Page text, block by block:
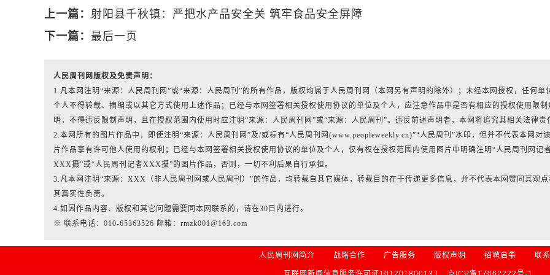
上一篇： 射阳县千秋镇：严把水产品安全关 筑牢食品安全屏障
下一篇： 最后一页
人民周刊网版权及免责声明：
1.凡本网注明“来源：人民周刊网”或“来源：人民周刊”的所有作品，版权均属于人民周刊网（本网另有声明的除外）；未经本网授权，任何单
个人不得转载、摘编或以其它方式使用上述作品；已经与本网签署相关授权使用协议的单位及个人，应注意作品中是否有相应的授权使用限制
明，不得违反限制声明，且在授权范围内使用时应注明“来源：人民周刊网”或“来源：人民周刊”。违反前述声明者，本网将追究其相关法律责
2.本网所有的图片作品中，即使注明“来源：人民周刊网”及/或标有“人民周刊网(www.peopleweekly.cn)”“人民周刊”水印，但并不代表本网对
片作品享有许可他人使用的权利；已经与本网签署相关授权使用协议的单位及个人，仅有权在授权范围内使用图片中明确注明“人民周刊网记
XXX摄”或“人民周刊记者XXX摄”的图片作品，否则，一切不利后果自行承担。
3.凡本网注明“来源：XXX（非人民周刊网或人民周刊）”的作品，均转载自其它媒体，转载目的在于传递更多信息，并不代表本网赞同其观点
其真实性负责。
4.如因作品内容、版权和其它问题需要同本网联系的，请在30日内进行。
※ 联系电话：010-65363526 邮箱：rmzk001@163.com
人民周刊网简介 战略合作 广告服务 版权声明 招聘启事 联